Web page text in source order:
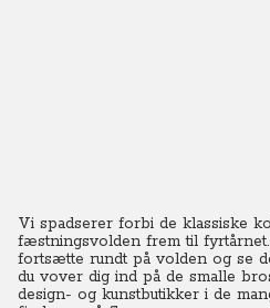
Vi spadserer forbi de klassiske
fæstningsvolden frem til
fortsætte rundt på volden og se
du vover dig ind på de smalle
design- og kunstbutikker i de